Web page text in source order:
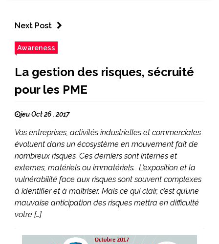
Next Post
Awareness
La gestion des risques, sécruité
pour les PME
jeu Oct 26 , 2017
Vos entreprises, activités industrielles et commerciales
évoluent dans un écosystème en mouvement fait de
nombreux risques. Ces derniers sont internes et
externes, matériels ou immatériels. L’exposition et la
vulnérabilité face aux risques sont souvent complexes
à identifier et à maîtriser. Mais ce qui clair, c’est qu’une
mauvaise anticipation des risques mettra en difficulté
votre […]